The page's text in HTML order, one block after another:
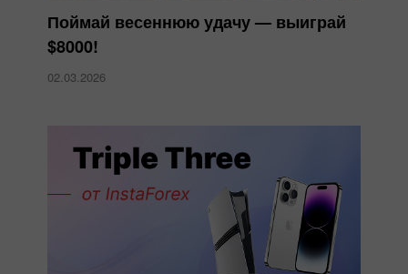
Поймай весеннюю удачу — выиграй
$8000!
02.03.2026